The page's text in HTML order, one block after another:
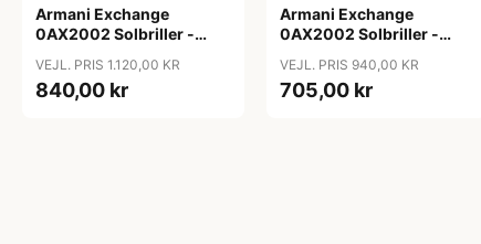
Armani Exchange
0AX2002 Solbriller -
Polariserede Linser
VEJL. PRIS 1.120,00 KR
840,00 kr
Armani Exchange
0AX2002 Solbriller -
VEJL. PRIS 940,00 KR
705,00 kr